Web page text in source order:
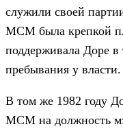
служили своей
МСМ была крепкой
поддерживала Доре в
пребывания у власти.
В том же 1982 году
МСМ на должность